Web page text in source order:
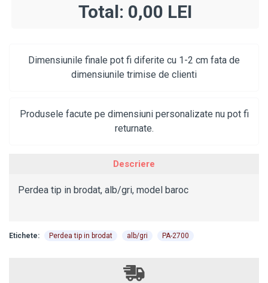
Total: 0,00 LEI
Dimensiunile finale pot fi diferite cu 1-2 cm fata de
dimensiunile trimise de clienti
Produsele facute pe dimensiuni personalizate nu pot fi
returnate.
Descriere
Perdea tip in brodat, alb/gri, model baroc
Etichete: Perdea tip in brodat alb/gri PA-2700